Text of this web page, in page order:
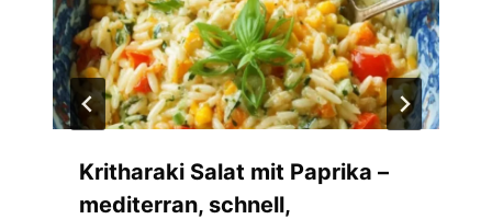
Kritharaki Salat mit Paprika –
mediterran, schnell,